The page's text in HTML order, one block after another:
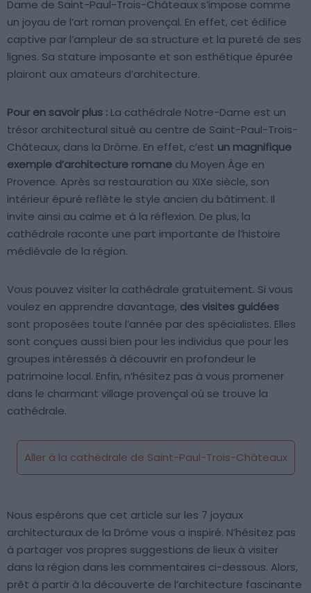
Dame de Saint-Paul-Trois-Châteaux s’impose comme
un joyau de l’art roman provençal. En effet, cet édifice
captive par l’ampleur de sa structure et la pureté de ses
lignes. Sa stature imposante et son esthétique épurée
plairont aux amateurs d’architecture.
Pour en savoir plus : La cathédrale Notre-Dame est un
trésor architectural situé au centre de Saint-Paul-Trois-
Châteaux, dans la Drôme. En effet, c’est un magnifique
exemple d’architecture romane du Moyen Âge en
Provence. Après sa restauration au XIXe siècle, son
intérieur épuré reflète le style ancien du bâtiment. Il
invite ainsi au calme et à la réflexion. De plus, la
cathédrale raconte une part importante de l’histoire
médiévale de la région.
Vous pouvez visiter la cathédrale gratuitement. Si vous
voulez en apprendre davantage, des visites guidées
sont proposées toute l’année par des spécialistes. Elles
sont conçues aussi bien pour les individus que pour les
groupes intéressés à découvrir en profondeur le
patrimoine local. Enfin, n’hésitez pas à vous promener
dans le charmant village provençal où se trouve la
cathédrale.
Aller à la cathédrale de Saint-Paul-Trois-Châteaux
Nous espérons que cet article sur les 7 joyaux
architecturaux de la Drôme vous a inspiré. N’hésitez pas
à partager vos propres suggestions de lieux à visiter
dans la région dans les commentaires ci-dessous. Alors,
prêt à partir à la découverte de l’architecture fascinante